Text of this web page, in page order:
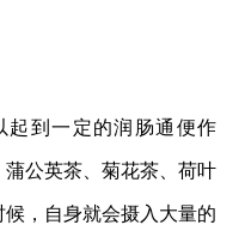
起到一定的润肠通便作
公英茶、菊花茶、荷叶
，自身就会摄入大量的